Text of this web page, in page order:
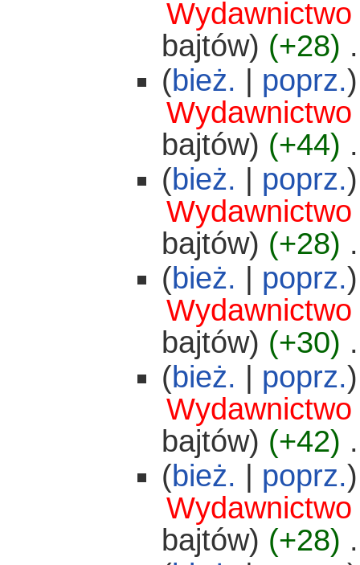
Wydawnictwo
bajtów) (+28)
(bież. poprz.)
Wydawnictwo
bajtów) (+44)
(bież. poprz.)
Wydawnictwo
bajtów) (+28)
(bież. poprz.)
Wydawnictwo
bajtów) (+30)
(bież. poprz.)
Wydawnictwo
bajtów) (+42)
(bież. poprz.)
Wydawnictwo
bajtów) (+28)